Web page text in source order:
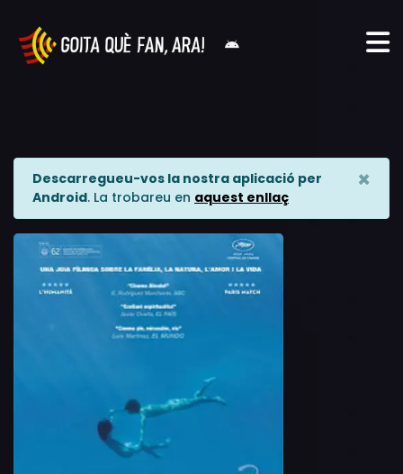
Descarregueu-vos la nostra aplicació per
Android. La trobareu en aquest enllaç
×